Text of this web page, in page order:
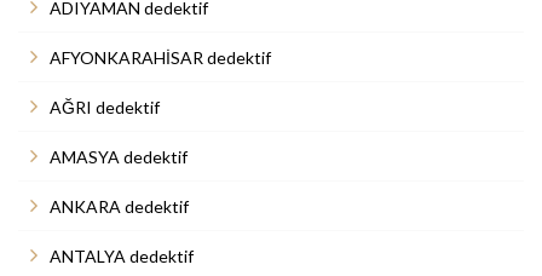
ADIYAMAN dedektif
AFYONKARAHİSAR dedektif
AĞRI dedektif
AMASYA dedektif
ANKARA dedektif
ANTALYA dedektif